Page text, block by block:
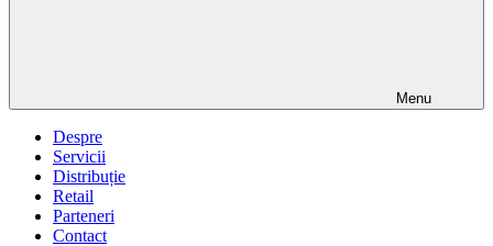
Menu
Despre
Servicii
Distribuție
Retail
Parteneri
Contact